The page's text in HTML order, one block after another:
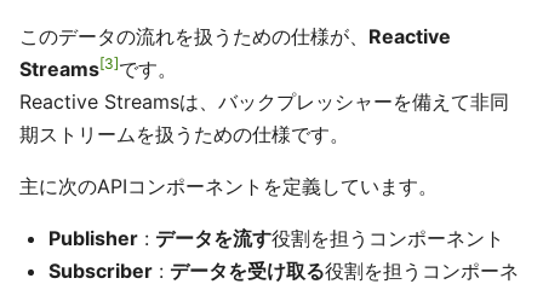
このデータの流れを扱うための仕様が、 Reactive
Streams 3 です。
Reactive Streamsは、バックプレッシャーを備えて非同
期ストリームを扱うための仕様です。
主に次のAPIコンポーネントを定義しています。
Publisher : データを流す役割を担うコンポーネント
Subscriber : データを受け取る役割を担うコンポーネ